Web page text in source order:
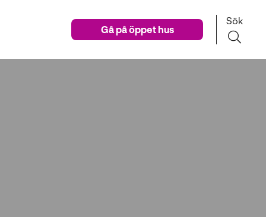
Gå på öppet hus
Sök